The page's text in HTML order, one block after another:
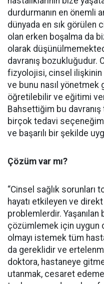
durdurmanın en önemli
dünyada en sık görülen
olan erken boşalma da
olarak
davranış bozukluğudur.
fizyolojisi, cinsel ilişkinin
ve bunu nasıl yönetmek
öğretilebilir ve eğitimi
Bahsettiğim bu
birçok tedavi
ve başarılı bir şekilde
Çözüm var mı?
“Cinsel sağlık sorunları
hayatı etkileyen ve
problemlerdir. Yaşanılan
çözümlemek için uygun
olmayı istemek tüm
da gereklidir ve
doktora, hastaneye
utanmak, cesaret